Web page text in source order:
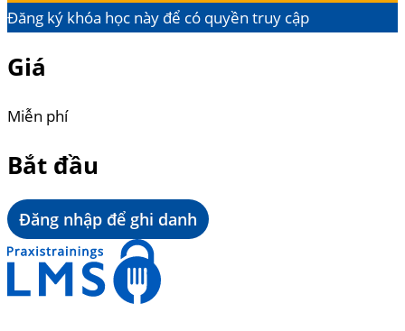
Đăng ký khóa học này để có quyền truy cập
Giá
Miễn phí
Bắt đầu
Đăng nhập để ghi danh